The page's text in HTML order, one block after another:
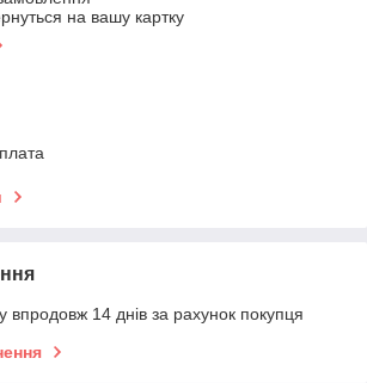
на вашу картку
впродовж 14 днів за рахунок покупця